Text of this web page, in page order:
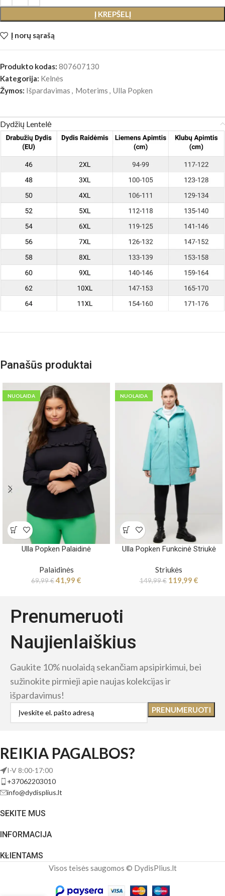
Į KREPŠELĮ
Į norų sąrašą
Produkto kodas: 807607130
Kategorija: Kelnės
Žymos: Išpardavimas Moterims Ulla Popken
Dydžių Lentelė
Panašūs produktai
NUOLAIDA
Ulla Popken Palaidinė
Palaidinės
69,99€41,99 €
NUOLAIDA
Ulla Popken Funkcinė Striukė
Striukės
149,99€ 119,99 €
Prenumeruoti
Naujienlaiškius
Gaukite 10% nuolaidą sekančiam apsipirkimui, bei
sužinokite pirmieji apie naujas kolekcijas ir
išpardavimus!
REIKIA PAGALBOS?
I-V 8:00-17:00
+37062203010
info@dydisplius.lt
SEKITE MUS
INFORMACIJA
KLIENTAMS
Visos teisės saugomos © DydisPlius.lt